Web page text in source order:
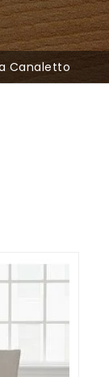
Canaletto